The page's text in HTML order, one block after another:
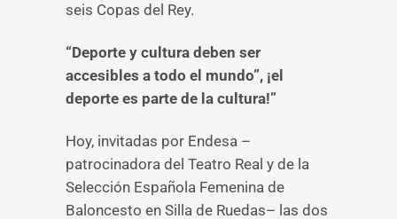
seis Copas del Rey.
“Deporte y cultura deben ser
accesibles a todo el mundo”, ¡el
deporte es parte de la cultura!”
Hoy, invitadas por Endesa –
patrocinadora del Teatro Real y de la
Selección Española Femenina de
Baloncesto en Silla de Ruedas– las dos